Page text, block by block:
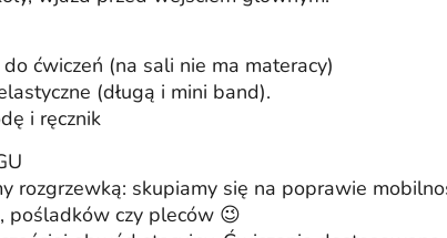
ćwiczeń (na sali nie ma materacy)
(długą i mini band).
i ręcznik
rozgrzewką: skupiamy się na poprawie
pośladków czy pleców 😉